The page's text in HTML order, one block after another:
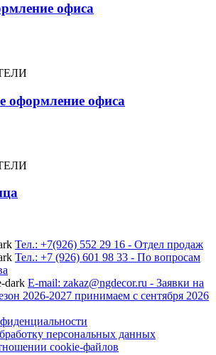
офиса
оформление офиса
Тел.: +7(926) 552 29 16 - Отдел продаж
Тел.: +7 (926) 601 98 33 - По вопросам
E-mail: zakaz@ngdecor.ru - Заявки на
2026-2027 принимаем с сентября 2026
персональных данных
cookie-файлов